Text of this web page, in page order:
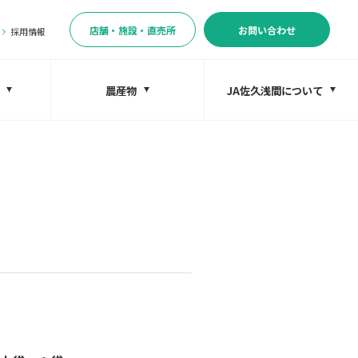
採用情報 店舗・施設・直売所 お問い合わせ
農産物 JA佐久浅間について